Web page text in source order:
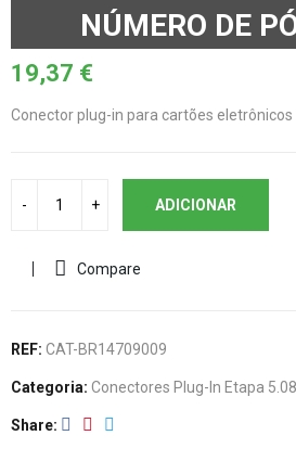
NÚMERO DE
19,37 €
Conector plug-in para cartões eletrônicos
ADICIONAR
Compare
REF: CAT-BR14709009
Categoria: Conectores Plug-In Etapa 5.08
Share